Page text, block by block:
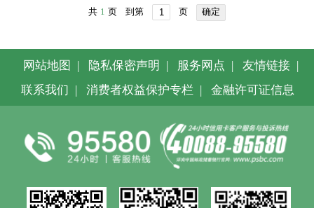
共 1 页 到第 页 确定
网站地图 | 隐私保密声明 | 服务网点 | 友情链接 |
联系我们 | 消费者权益保护专栏 | 金融许可证信息